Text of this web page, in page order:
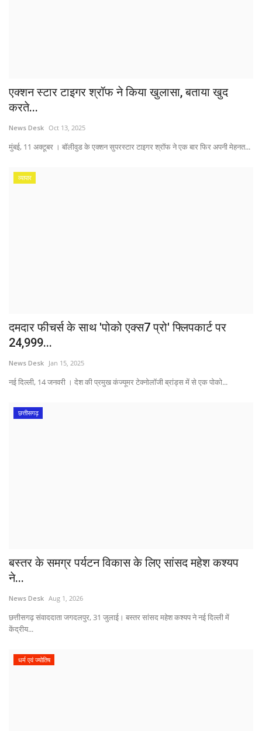
एक्शन स्टार टाइगर श्रॉफ ने किया खुलासा, बताया खुद
करते...
News Desk Oct 13, 2025
मुंबई, 11 अक्टूबर । बॉलीवुड के एक्शन सुपरस्टार टाइगर श्रॉफ ने एक बार फिर अपनी मेहनत...
व्यापार
दमदार फीचर्स के साथ 'पोको एक्स7 प्रो' फ्लिपकार्ट पर
24,999...
News Desk Jan 15, 2025
नई दिल्ली, 14 जनवरी । देश की प्रमुख कंज्यूमर टेक्नोलॉजी ब्रांड्स में से एक पोको...
छत्तीसगढ़
बस्तर के समग्र पर्यटन विकास के लिए सांसद महेश कश्यप
ने...
News Desk Aug 1, 2026
छत्तीसगढ़ संवाददाता जगदलपुर, 31 जुलाई। बस्तर सांसद महेश कश्यप ने नई दिल्ली में
केंद्रीय...
धर्म एवं ज्योतिष